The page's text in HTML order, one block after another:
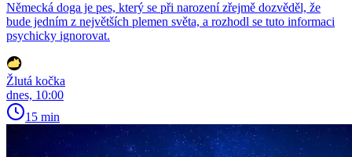
Německá doga je pes, který se při narození zřejmě dozvěděl, že
bude jedním z největších plemen světa, a rozhodl se tuto informaci
psychicky ignorovat.
Žlutá kočka
dnes, 10:00
15 min